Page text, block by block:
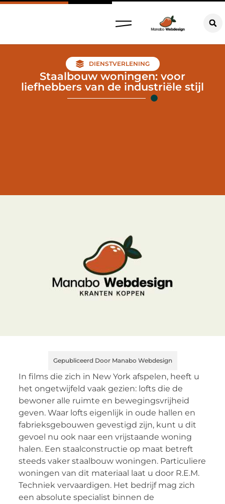
DIENSTVERLENING
Staalbouw woningen: voor
liefhebbers van de industriële stijl
Gepubliceerd Door Manabo Webdesign
In films die zich in New York afspelen, heeft u
het ongetwijfeld vaak gezien: lofts die de
bewoner alle ruimte en bewegingsvrijheid
geven. Waar lofts eigenlijk in oude hallen en
fabrieksgebouwen gevestigd zijn, kunt u dit
gevoel nu ook naar een vrijstaande woning
halen. Een staalconstructie op maat betreft
steeds vaker staalbouw woningen. Particuliere
woningen van dit materiaal laat u door R.E.M.
Techniek vervaardigen. Het bedrijf mag zich
een absolute specialist binnen de